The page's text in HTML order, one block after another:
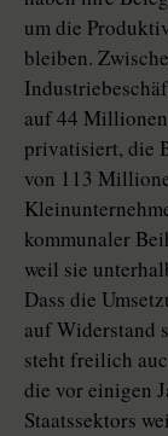
um die
bleiben.
auf 44
privatisiert, die
von 113
kommunaler
weil sie
Dass die
auf Widerstand
steht freilich
die vor einigen
Staatssektors